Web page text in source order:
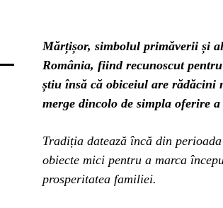
Mărțișor, simbolul primăverii și
România, fiind recunoscut
știu însă că obiceiul are rădăcini
merge dincolo de simpla oferire
Tradiția datează încă din
obiecte mici pentru a marca
prosperitatea familiei.